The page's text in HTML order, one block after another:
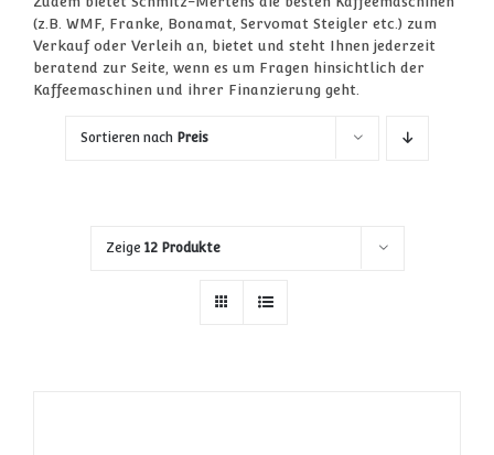
(z.B. WMF, Franke, Bonamat, Servomat Steigler etc.) zum
Verkauf oder Verleih an, bietet und steht Ihnen jederzeit
beratend zur Seite, wenn es um Fragen hinsichtlich der
Kaffeemaschinen und ihrer Finanzierung geht.
Sortieren nach Preis
Zeige 12 Produkte